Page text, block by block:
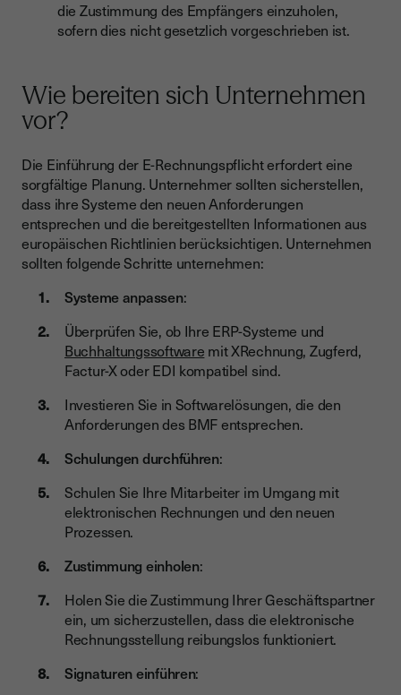
die Zustimmung des Empfängers einzuholen,
sofern dies nicht gesetzlich vorgeschrieben ist.
Wie bereiten sich Unternehmen
vor?
Die Einführung der E-Rechnungspflicht erfordert eine
sorgfältige Planung. Unternehmer sollten sicherstellen,
dass ihre Systeme den neuen Anforderungen
entsprechen und die bereitgestellten Informationen aus
europäischen Richtlinien berücksichtigen. Unternehmen
sollten folgende Schritte unternehmen:
Systeme anpassen:
Überprüfen Sie, ob Ihre ERP-Systeme und
Buchhaltungssoftware mit XRechnung, Zugferd,
Factur-X oder EDI kompatibel sind.
Investieren Sie in Softwarelösungen, die den
Anforderungen des BMF entsprechen.
Schulungen durchführen:
Schulen Sie Ihre Mitarbeiter im Umgang mit
elektronischen Rechnungen und den neuen
Prozessen.
Zustimmung einholen:
Holen Sie die Zustimmung Ihrer Geschäftspartner
ein, um sicherzustellen, dass die elektronische
Rechnungsstellung reibungslos funktioniert.
Signaturen einführen: